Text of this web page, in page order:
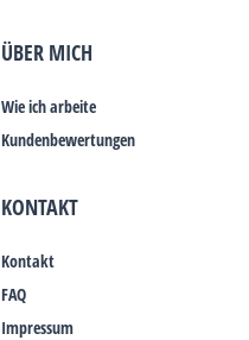
ÜBER MICH
Wie ich arbeite
Kundenbewertungen
KONTAKT
Kontakt
FAQ
Impressum